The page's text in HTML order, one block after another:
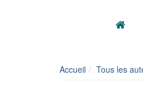
Accueil Tous les